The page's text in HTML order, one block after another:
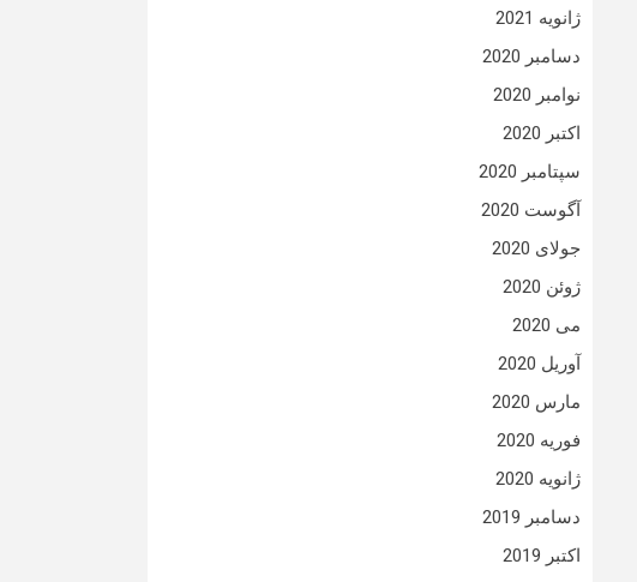
ژانویه 2021
دسامبر 2020
نوامبر 2020
اکتبر 2020
سپتامبر 2020
آگوست 2020
جولای 2020
ژوئن 2020
می 2020
آوریل 2020
مارس 2020
فوریه 2020
ژانویه 2020
دسامبر 2019
اکتبر 2019